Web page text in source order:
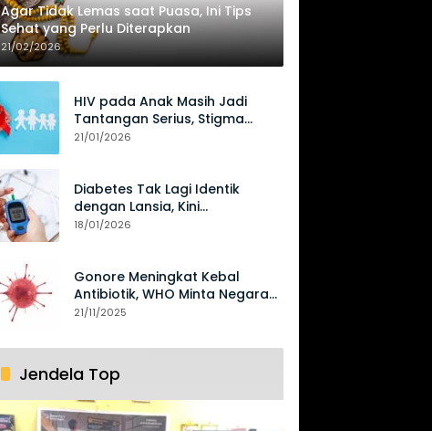
Agar Tidak Lemas saat Puasa, Ini Tips
Sehat yang Perlu Diterapkan
21/02/2026
HIV pada Anak Masih Jadi
Tantangan Serius, Stigma
Hambat Akses Perawatan
21/01/2026
Diabetes Tak Lagi Identik
dengan Lansia, Kini
Mengancam Generasi Muda
18/01/2026
Gonore Meningkat Kebal
Antibiotik, WHO Minta Negara
Perkuat Surveilans
21/11/2025
Jendela Top